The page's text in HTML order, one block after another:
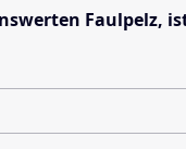
Faulpelz,